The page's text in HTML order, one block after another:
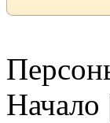
Начало